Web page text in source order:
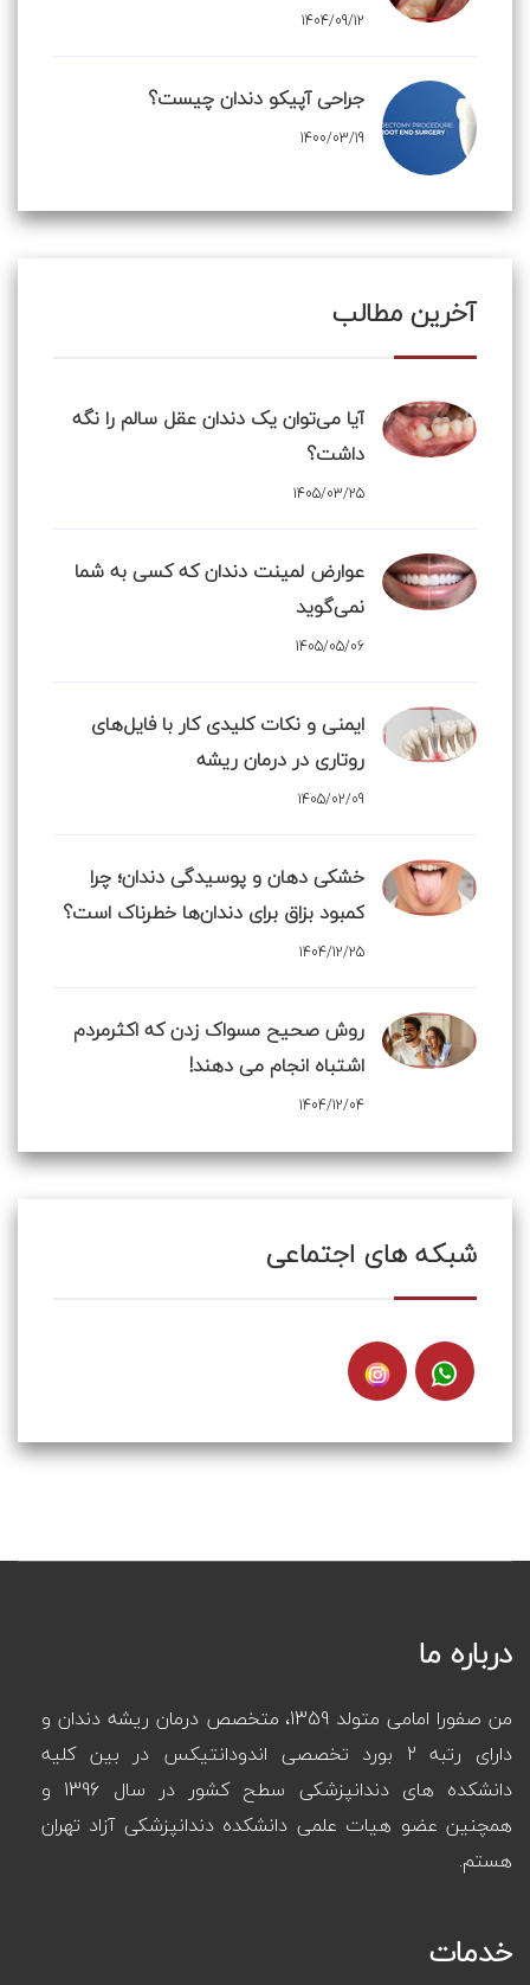
1404/09/12
جراحی آپیکو دندان چیست؟
1400/03/19
آخرین مطالب
آیا می‌توان یک دندان عقل سالم را نگه
داشت؟
1405/03/25
عوارض لمینت دندان که کسی به شما
نمی‌گوید
1405/05/06
ایمنی و نکات کلیدی کار با فایل‌های
روتاری در درمان ریشه
1405/02/09
خشکی دهان و پوسیدگی دندان؛ چرا
کمبود بزاق برای دندان‌ها خطرناک است؟
1404/12/25
روش صحیح مسواک زدن که اکثرمردم
اشتباه انجام می دهند!
1404/12/04
شبکه های اجتماعی
درباره ما
من صفورا امامی متولد 1359، متخصص درمان ریشه دندان و
دارای رتبه 2 بورد تخصصی اندودانتیکس در بین کلیه
دانشکده های دندانپزشکی سطح کشور در سال 1396 و
همچنین عضو هیات علمی دانشکده دندانپزشکی آزاد تهران
هستم.
خدمات